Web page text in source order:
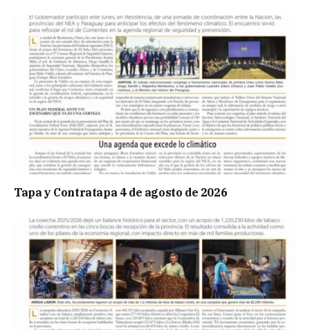
Tapa y Contratapa 4 de agosto de 2026